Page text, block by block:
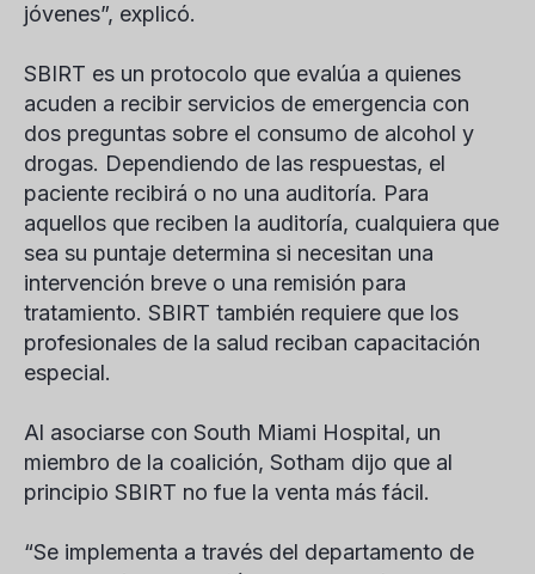
jóvenes”, explicó.
SBIRT es un protocolo que evalúa a quienes
acuden a recibir servicios de emergencia con
dos preguntas sobre el consumo de alcohol y
drogas. Dependiendo de las respuestas, el
paciente recibirá o no una auditoría. Para
aquellos que reciben la auditoría, cualquiera que
sea su puntaje determina si necesitan una
intervención breve o una remisión para
tratamiento. SBIRT también requiere que los
profesionales de la salud reciban capacitación
especial.
Al asociarse con South Miami Hospital, un
miembro de la coalición, Sotham dijo que al
principio SBIRT no fue la venta más fácil.
“Se implementa a través del departamento de